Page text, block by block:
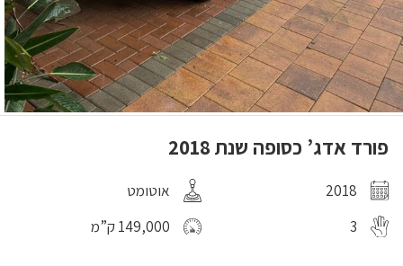
פורד אדג’ כסופה שנת 2018
2018
אוטומט
3
149,000 ק”מ